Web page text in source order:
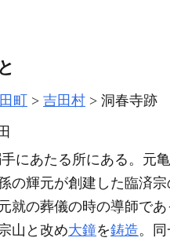
町 吉田村
洞春寺跡
にあたる所にある。元
の輝元が創建した臨済宗
就の葬儀の時の導師であ
山と改め大鐘を鋳造。